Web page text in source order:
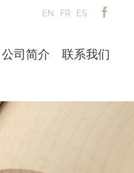
EN FR ES
公司简介 联系我们